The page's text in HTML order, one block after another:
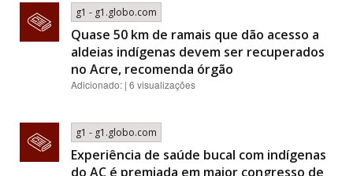
g1 - g1.globo.com
Quase 50 km de ramais que dão acesso a
aldeias indígenas devem ser recuperados
no Acre, recomenda órgão
Adicionado: | 6 visualizações
g1 - g1.globo.com
Experiência de saúde bucal com indígenas
do AC é premiada em maior congresso de